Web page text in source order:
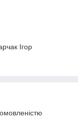
Ігор